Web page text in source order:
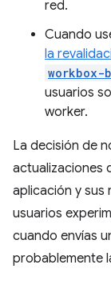
red.
Cuando
la
workbox-
usuarios
worker.
La decisión de
actualizaciones
aplicación y sus
usuarios
cuando envías
probablemente